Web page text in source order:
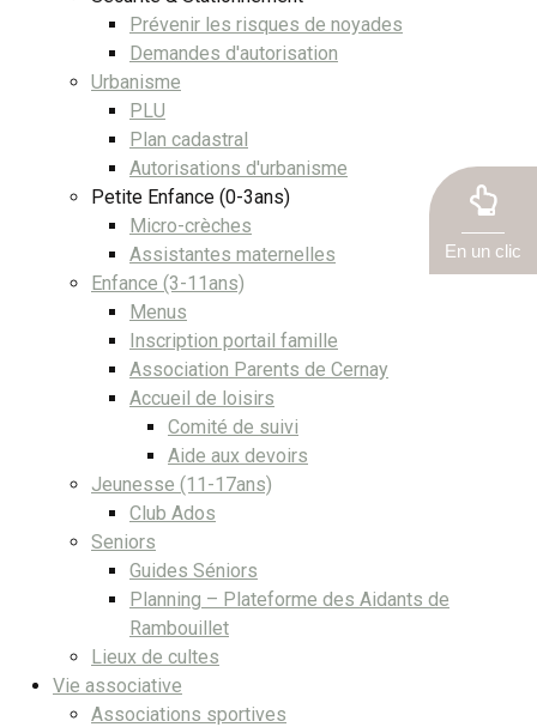
Prévenir les risques de noyades
Demandes d'autorisation
Urbanisme
PLU
Plan cadastral
Autorisations d'urbanisme
Petite Enfance (0-3ans)
Micro-crèches
Assistantes maternelles
Enfance (3-11ans)
Menus
Inscription portail famille
Association Parents de Cernay
Accueil de loisirs
Comité de suivi
Aide aux devoirs
Jeunesse (11-17ans)
Club Ados
Seniors
Guides Séniors
Planning – Plateforme des Aidants de
Rambouillet
Lieux de cultes
Vie associative
Associations sportives
En un clic